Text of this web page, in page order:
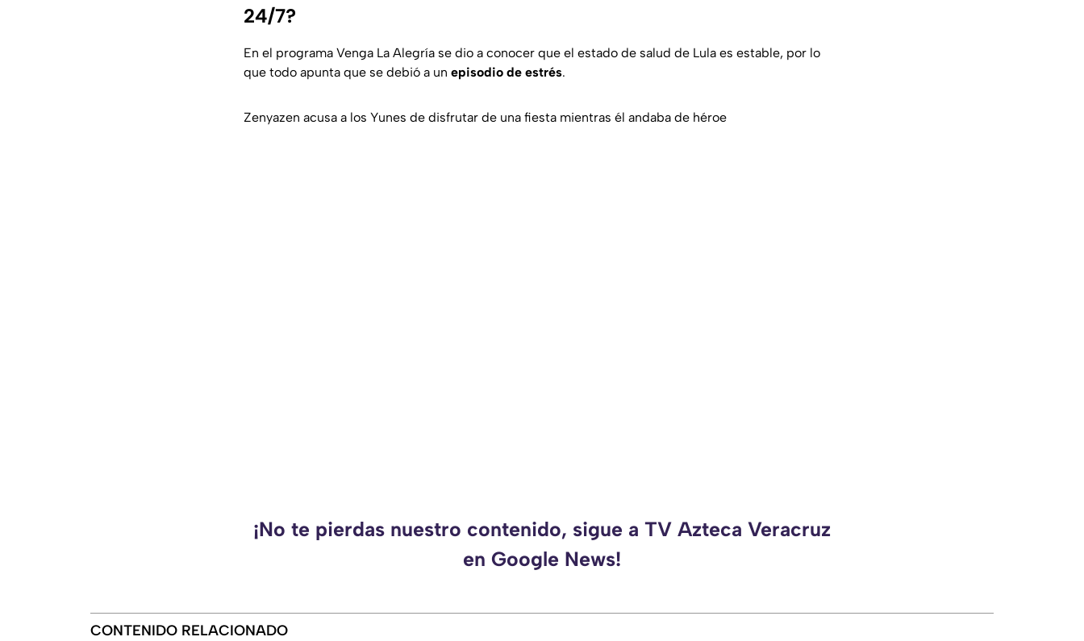
24/7?
En el programa Venga La Alegría se dio a conocer que el estado de salud de Lula es estable, por lo
que todo apunta que se debió a un episodio de estrés.
Zenyazen acusa a los Yunes de disfrutar de una fiesta mientras él andaba de héroe
¡No te pierdas nuestro contenido, sigue a TV Azteca Veracruz
en Google News!
CONTENIDO RELACIONADO